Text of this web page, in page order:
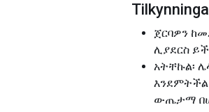
ጀርባዎን
ሊያደርስ
አትቸኩል፡
እንደምትችል
ውጤታማ